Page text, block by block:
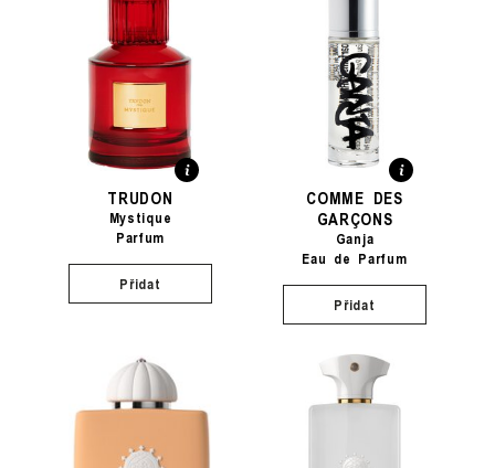
TRUDON
Mystique
Parfum
Přidat
COMME DES
GARÇONS
Ganja
Eau de Parfum
Přidat